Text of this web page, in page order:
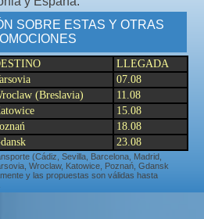
SOBRE ESTAS Y OTRAS
LLEGADA
07.08
(Breslavia)
11.08
15.08
18.08
23.08
(Cádiz, Sevilla, Barcelona, Madrid,
Wroclaw, Katowice, Poznań, Gdansk
y las propuestas son válidas hasta